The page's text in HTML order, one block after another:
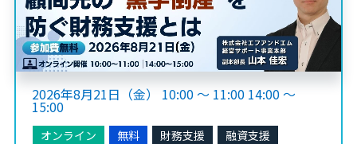
2026年8月21日（金） 10:00 ～ 11:00 14:00 ～
15:00
オンライン 無料 財務支援
融資支援